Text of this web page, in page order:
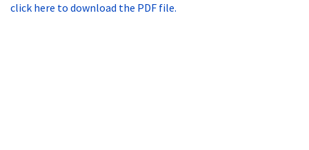
click here to download the PDF file.